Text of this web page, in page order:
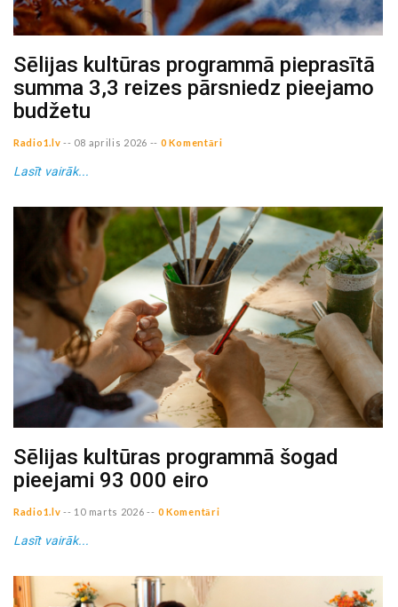
Sēlijas kultūras programmā pieprasītā
summa 3,3 reizes pārsniedz pieejamo
budžetu
Radio1.lv -- 08 aprilis 2026 -- 0 Komentāri
Lasīt vairāk...
Sēlijas kultūras programmā šogad
pieejami 93 000 eiro
Radio1.lv -- 10 marts 2026 -- 0 Komentāri
Lasīt vairāk...